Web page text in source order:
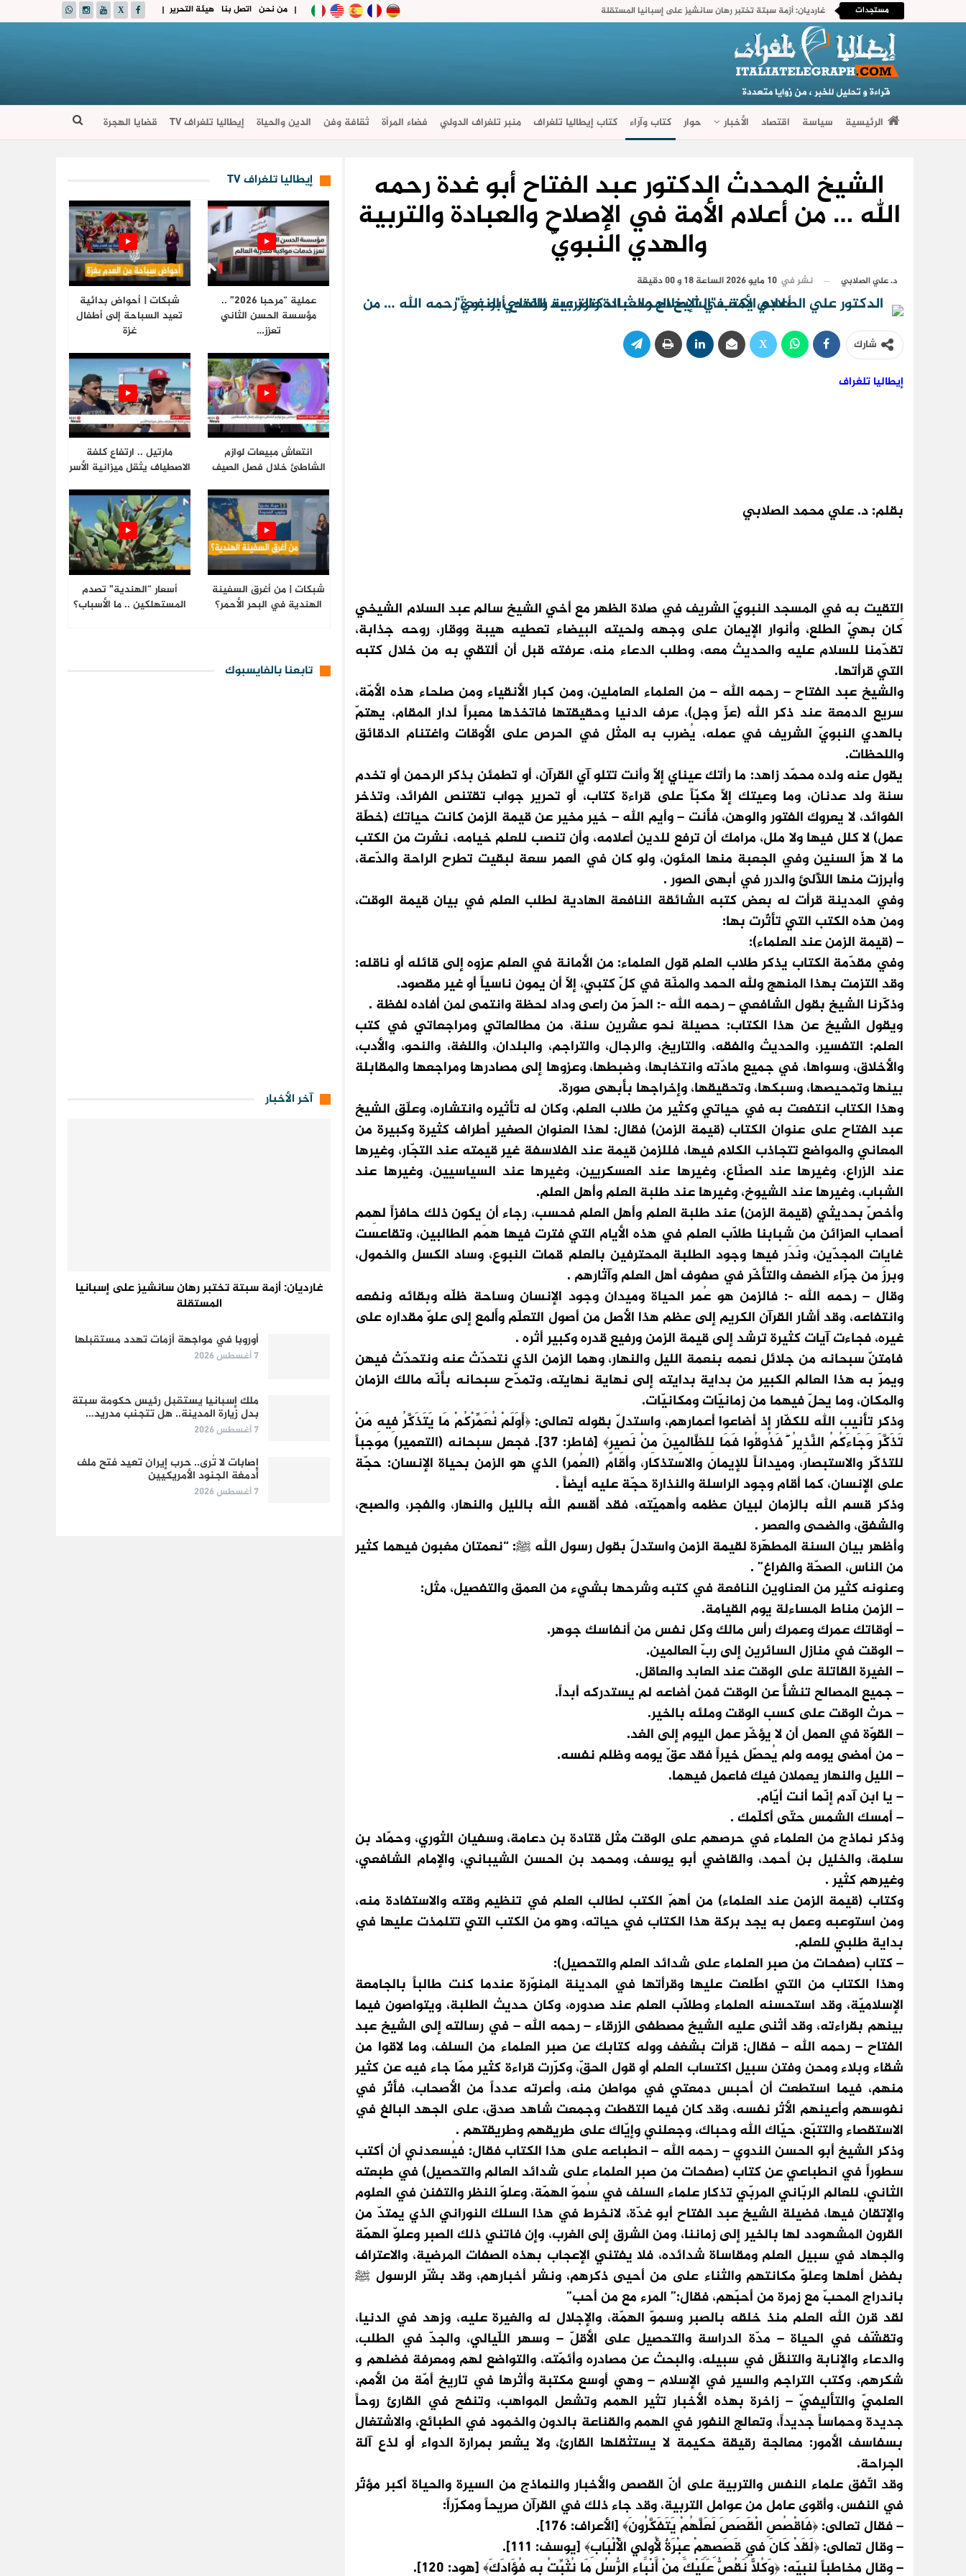
| هيئة التحرير اتصل بنا من نحن | مستجدات غارديان: أزمة سبتة تختبر رهان سانشيز على إسبانيا المستقلة
الرئيسية سياسة اقتصاد الأخبار حوار كتاب وآراء كتاب إيطاليا تلغراف منبر تلغراف الدولي فضاء المرأة ثقافة وفن الدين والحياة إيطاليا تلغراف TV قضايا الهجرة
الشيخ المحدث الدكتور عبد الفتاح أبو غدة رحمه
الله … من أعلام الأمة في الإصلاح والعبادة والتربية
والهدي النبويّ
د. علي الصلابي نشر في 10 مايو 2026 الساعة 18 و 00 دقيقة
شارك
إيطاليا تلغراف
بقلم: د. علي محمد الصلابي
اِلتقيت به في المسجد النبويّ الشريف في صلاة الظهر مع أخي الشيخ سالم عبد السلام الشيخي
كان بهيّ الطلع، وأنوار الإيمان على وجهه ولحيته البيضاء تعطيه هيبة ووقار، روحه جذابة،
تقدّمنا للسلام عليه والحديث معه، وطلب الدعاء منه، عرفته قبل أن ألتقي به من خلال كتبه
التي قرأتها.
والشيخ عبد الفتاح – رحمه الله – من العلماء العاملين، ومن كبار الأنقياء ومن صلحاء هذه الأمّة،
سريع الدمعة عند ذكر الله (عزّ وجل)، عرف الدنيا وحقيقتها فاتخذها معبراً لدار المقام، يهتمّ
بالهدي النبويّ الشريف في عمله، يُضرب به المثل في الحرص على الأوقات واغتنام الدقائق
واللحظات.
يقول عنه ولده محمّد زاهد: ما رأتك عيناي إلّا وأنت تتلو آي القرآن، أو تطمئن بذكر الرحمن أو تخدم
سنة ولد عدنان، وما وعيتك إلّا مكبّاً على قراءة كتاب، أو تحرير جواب تقتنص الفرائد، وتذخر
الفوائد، لا يعروك الفتور والوهن، فأنت – وأيم الله – خير مخير عن قيمة الزمن كانت حياتك (خطّة
عمل) لا كلل فيها ولا ملل، مرامك أن ترفع للدين أعلامه، وأن تنصب للعلم خيامه، نشرت من الكتب
ما لا هزّ السنين وفي الجعبة منها المئون، ولو كان في العمر سعة لبقيت تطرح الراحة والدّعة،
وأبرزت منها اللّآلئ والدرر في أبهى الصور .
وفي المدينة قرأت له بعض كتبه الشائقة النافعة الهادية لطلب العلم في بيان قيمة الوقت،
ومن هذه الكتب التي تأثّرت بها:
– (قيمة الزمن عند العلماء):
وفي مقدّمة الكتاب يذكر طلاب العلم قول العلماء: من الأمانة في العلم عزوه إلى قائله أو ناقله:
وقد التزمت بهذا المنهج ولله الحمد والمنّة في كلّ كتبي، إلّا أن يمون ناسياً أو غير مقصود.
وذكّرنا الشيخ بقول الشافعي – رحمه الله -: الحرّ من راعى وداد لحظة وانتمى لمن أفاده لفظة .
ويقول الشيخ عن هذا الكتاب: حصيلة نحو عشرين سنة، من مطالعاتي ومراجعاتي في كتب
العلم: التفسير، والحديث والفقه، والتاريخ، والرجال، والتراجم، والبلدان، واللغة، والنحو، والأدب،
والأخلاق، وسواها، في جميع مادّته وانتخابها، وضبطها، وعزوها إلى مصادرها ومراجعها والمقابلة
بينها وتمحيصها، وسبكها، وتحقيقها، وإخراجها بأبهى صورة.
وهذا الكتاب انتفعت به في حياتي وكثير من طلاب العلم، وكان له تأثيره وانتشاره، وعلّق الشيخ
عبد الفتاح على عنوان الكتاب (قيمة الزمن) فقال: لهذا العنوان الصغير أطراف كثيرة وكبيرة من
المعاني والمواضع تتجاذب الكلام فيها، فللزمن قيمة عند الفلاسفة غير قيمته عند التجّار، وغيرها
عند الزراع، وغيرها عند الصنّاع، وغيرها عند العسكريين، وغيرها عند السياسيين، وغيرها عند
الشباب، وغيرها عند الشيوخ، وغيرها عند طلبة العلم وأهل العلم.
وأخصّ بحديثي (قيمة الزمن) عند طلبة العلم وأهل العلم فحسب، رجاء أن يكون ذلك حافزاً لهِمم
أصحاب العزائن من شبابنا طلّاب العلم في هذه الأيام التي فترت فيها همَم الطالبين، وتقاعست
غايات المجدّين، ونَدَر فيها وجود الطلبة المحترفين بالعلم قمات النبوع، وساد الكسل والخمول،
وبرزَ من جرّاء الضعف والتأخّر في صفوف أهل العلم وآثارهم .
وقال – رحمه الله -: فالزمن هو عُمر الحياة وميدان وجود الإنسان وساحة ظلّه وبقائه ونفعه
وانتفاعه، وقد أشار القرآن الكريم إلى عظم هذا الأصل من أصول التعلّم وأَلمع إلى علوّ مقداره على
غيره، فجاءت آيات كثيرة ترشد إلى قيمة الزمن ورفيع قدره وكبير أثره .
فامتنّ سبحانه من جلائل نعمه بنعمة الليل والنهار، وهما الزمن الذي نتحدّث عنه ونتحدّث فيهن
ويمرّ به هذا العالم الكبير من بداية بدايته إلى نهاية نهايته، وتمدّح سبحانه بأنّه مالك الزمان
والمكان، وما يحلّ فيهما من زمانيّات ومكانيّات.
وذكر تأنيب الله للكفّار إذ أضاعوا أعمارهم، واستدلّ بقوله تعالى: ﴿أَوَلَمْ نُعَمِّرْكُمْ مَا يَتَذَكَّرُ فِيهِ مَنْ
تَذَكَّرَ وَجَاءَكُمُ النَّذِيرُ ۖ فَذُوقُوا فَمَا لِلظَّالِمِينَ مِنْ نَصِيرٍ﴾ [فاطر: 37]. فجعل سبحانه (التعمير) موجباً
للتذكّر والاستبصار، وميداناً للإيمان والاستذكار، وأقام (العُمر) الذي هو الزمن بحياة الإنسان: حجّة
على الإنسان، كما أقام وجود الراسلة والنذارة حجّة عليه أيضاً .
وذكر قسم الله بالزمان لبيان عظمه وأهميّته، فقد أقسم الله بالليل والنهار، والفجر، والصبح،
والشفق، والضحى والعصر .
وأظهر بيان السنة المطهّرة لقيمة الزمن واستدلّ بقول رسول الله ﷺ: “نعمتان مغبون فيهما كثير
من الناس، الصحّة والفراغ” .
وعنونه كثير من العناوين النافعة في كتبه وشرحها بشيء من العمق والتفصيل، مثل:
– الزمن مناط المساءلة يوم القيامة.
– أوقاتك عمرك وعمرك رأس مالك وكل نفس من أنفاسك جوهر.
– الوقت في منازل السائرين إلى ربّ العالمين.
– الغيرة القاتلة على الوقت عند العابد والعاقل.
– جميع المصالح تنشأ عن الوقت فمن أضاعه لم يستدركه أبداً.
– حرث الوقت على كسب الوقت وملئه بالخير.
– القوّة في العمل أن لا يؤخّر عمل اليوم إلى الغد.
– من أمضى يومه ولم يُحصّل خيراً فقد عقّ يومه وظلم نفسه.
– الليل والنهار يعملان فيك فاعمل فيهما.
– يا ابن آدم إنّما أنت أيّام.
– أمسك الشمس حتّى أكلّمك .
وذكر نماذج من العلماء في حرصهم على الوقت مثل قتادة بن دعامة، وسفيان الثوري، وحمّاد بن
سلمة، والخليل بن أحمد، والقاضي أبو يوسف، ومحمد بن الحسن الشيباني، والإمام الشافعي،
وغيرهم كثير .
وكتاب (قيمة الزمن عند العلماء) من أهمّ الكتب لطالب العلم في تنظيم وقته والاستفادة منه،
ومن استوعبه وعمل به يجد بركة هذا الكتاب في حياته، وهو من الكتب التي تتلمذت عليها في
بداية طلبي للعلم.
– كتاب (صفحات من صبر العلماء على شدائد العلم والتحصيل):
وهذا الكتاب من التي اطّلعت عليها وقرأتها في المدينة المنوّرة عندما كنت طالباً بالجامعة
الإسلاميّة، وقد استحسنه العلماء وطلّاب العلم عند صدوره، وكان حديث الطلبة، ويتواصون فيما
بينهم بقراءته، وقد أثنى عليه الشيخ مصطفى الزرقاء – رحمه الله – في رسالته إلى الشيخ عبد
الفتاح – رحمه الله – فقال: قرأت بشغف ووله كتابك عن صبر العلماء من السلف، وما لاقوا من
شقاء وبلاء ومحن وفتن سبيل اكتساب العلم أو قول الحقّ، وكرّرت قراءة كثير ممّا جاء فيه عن كثير
منهم، فيما استطعت أن أحبس دمعتي في مواطن منه، وأعرته عدداً من الأصحاب، فأثّر في
نفوسهم وأعينهم الأثر نفسه، وقد كان فيما التقطت وجمعت شاهد صدق، على الجهد البالغ في
الاستقصاء والتتبّع، حيّاك الله وحباك، وجعلني وإيّاك على طريقهم وطريقتهم .
وذكر الشيخ أبو الحسن الندوي – رحمه الله – انطباعه على هذا الكتاب فقال: فيُسعدني أن أكتب
سطوراً في انطباعي عن كتاب (صفحات من صبر العلماء على شدائد العالم والتحصيل) في طبعته
الثاني، للعالم الربّاني المربّي تذكار علماء السلف في سُموّ الهمّة، وعلوّ النظر والتفنن في العلوم
والإتقان فيها، فضيلة الشيخ عبد الفتاح أبو غدّة، لانخرط في هذا السلك النوراني الذي يمتدّ من
القرون المشهودد لها بالخير إلى زماننا، ومن الشرق إلى الغرب، وإن فاتني ذلك الصبر وعلوّ الهمّة
والجهاد في سبيل العلم ومقاساة شدائده، فلا يفتني الإعجاب بهذه الصفات المرضية، والاعتراف
بفضل أهلها وعلوّ مكانتهم والثناء على من أحيى ذكرهم، ونشر أخبارهم، وقد بشّر الرسول ﷺ
باندراج المحبّ مع زمرة من أحبّهم، فقال:” المرء مع من أحب”
لقد قرن الله العلم منذ خلقه بالصبر وسموّ الهمّة، والإجلال له والغيرة عليه، وزهد في الدنيا،
وتقشّف في الحياة – مدّة الدراسة والتحصيل على الأقلّ – وسهر اللّيالي، والجدّ في الطلب،
والدعاء والإنابة والتنقّل في سبيله، والبحث عن مصادره وأئمّته، والتواضع لهم ومعرفة فضلهم و
شكرهم، وكتب التراجم والسير في الإسلام – وهي أوسع مكتبة وأثرها في تاريخ أمّة من الأمم،
العلميّ والتأليفيّ – زاخرة بهذه الأخبار تثير الهمم وتشعل المواهب، وتنفح في القارئ روحاً
جديدة وحماساً جديداً، وتعالج النفور في الهمم والقناعة بالدون والخمود في الطبائع، والاشتغال
بسفاسف الأمور: معالجة رقيقة حكيمة لا يستثقلها القارئ، ولا يشعر بمرارة الدواء أو لذع آلة
الجراحة.
وقد اتّفق علماء النفس والتربية على أنّ القصص والأخبار والنماذج من السيرة والحياة أكبر مؤثّر
في النفس، وأقوى عامل من عوامل التربية، وقد جاء ذلك في القرآن صريحاً ومكرّراً:
– فقال تعالى: ﴿فَاقْصُصِ الْقَصَصَ لَعَلَّهُمْ يَتَفَكَّرُونَ﴾ [الأعراف: 176].
– وقال تعالى: ﴿لَقَدْ كَانَ فِي قَصَصِهِمْ عِبْرَةٌ لِأُولِي الْأَلْبَابِ﴾ [يوسف: 111].
– وقال مخاطباً لنبيّه: ﴿وَكُلًّا نَقُصُّ عَلَيْكَ مِنْ أَنْبَاءِ الرُّسُلِ مَا نُثَبِّتُ بِهِ فُؤَادَكَ﴾ [هود: 120].
إيطاليا تلغراف TV
عملية “مرحبا 2026” ..
مؤسسة الحسن الثاني
تعزز…
شبكات | أحواض بدائية
تعيد السباحة إلى أطفال
غزة
انتعاش مبيعات لوازم
الشاطئ خلال فصل الصيف
مارتيل .. ارتفاع كلفة
الاصطياف يثقل ميزانية الأسر
شبكات | من أغرق السفينة
الهندية في البحر الأحمر؟
أسعار “الهندية” تصدم
المستهلكين .. ما الأسباب؟
تابعنا بالفايسبوك
آخر الأخبار
غارديان: أزمة سبتة تختبر رهان سانشيز على إسبانيا
المستقلة
أوروبا في مواجهة أزمات تهدد مستقبلها
7 أغسطس 2026
ملك إسبانيا يستقبل رئيس حكومة سبتة
بدل زيارة المدينة.. هل تتجنب مدريد…
7 أغسطس 2026
إصابات لا تُرى.. حرب إيران تعيد فتح ملف
أدمغة الجنود الأمريكيين
7 أغسطس 2026